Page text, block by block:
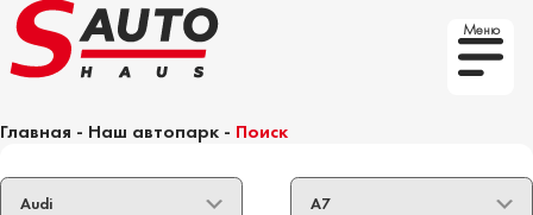
Меню
Главная - Наш автопарк - Поиск